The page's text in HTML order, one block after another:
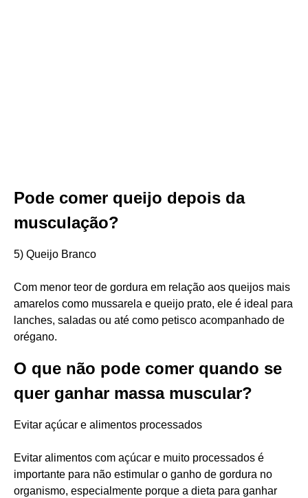
Pode comer queijo depois da
musculação?
5) Queijo Branco
Com menor teor de gordura em relação aos queijos mais
amarelos como mussarela e queijo prato, ele é ideal para
lanches, saladas ou até como petisco acompanhado de
orégano.
O que não pode comer quando se
quer ganhar massa muscular?
Evitar açúcar e alimentos processados
Evitar alimentos com açúcar e muito processados é
importante para não estimular o ganho de gordura no
organismo, especialmente porque a dieta para ganhar